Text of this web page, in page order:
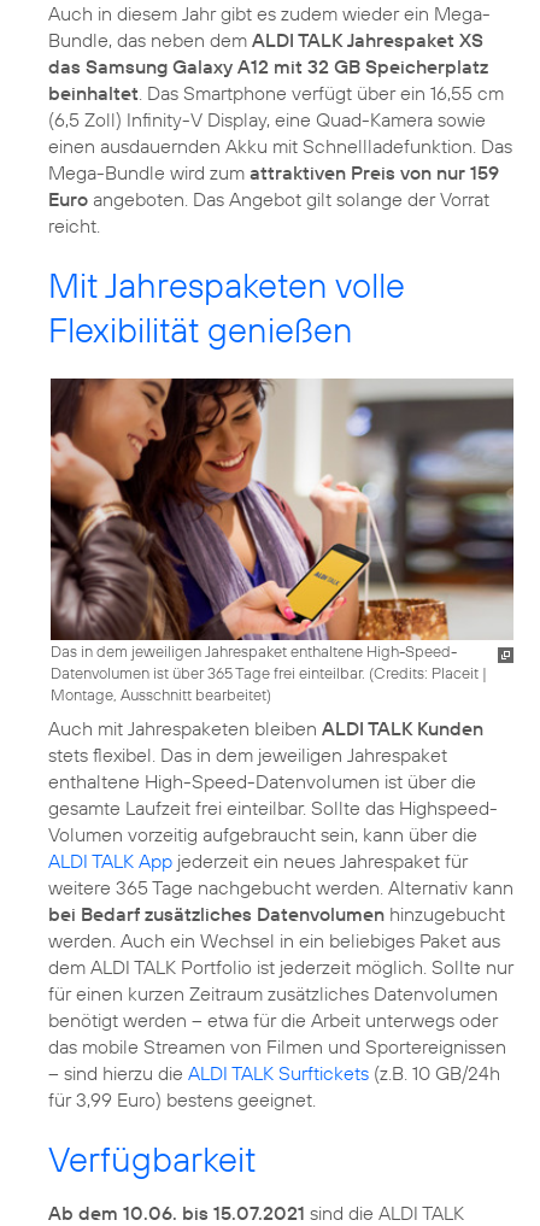
Auch in diesem Jahr gibt es zudem wieder ein Mega-
Bundle, das neben dem ALDI TALK Jahrespaket XS
das Samsung Galaxy A12 mit 32 GB Speicherplatz
beinhaltet. Das Smartphone verfügt über ein 16,55 cm
(6,5 Zoll) Infinity-V Display, eine Quad-Kamera sowie
einen ausdauernden Akku mit Schnellladefunktion. Das
Mega-Bundle wird zum attraktiven Preis von nur 159
Euro angeboten. Das Angebot gilt solange der Vorrat
reicht.
Mit Jahrespaketen volle
Flexibilität genießen
Das in dem jeweiligen Jahrespaket enthaltene High-Speed-
Datenvolumen ist über 365 Tage frei einteilbar. (Credits: Placeit |
Montage, Ausschnitt bearbeitet)
Auch mit Jahrespaketen bleiben ALDI TALK Kunden
stets flexibel. Das in dem jeweiligen Jahrespaket
enthaltene High-Speed-Datenvolumen ist über die
gesamte Laufzeit frei einteilbar. Sollte das Highspeed-
Volumen vorzeitig aufgebraucht sein, kann über die
ALDI TALK App jederzeit ein neues Jahrespaket für
weitere 365 Tage nachgebucht werden. Alternativ kann
bei Bedarf zusätzliches Datenvolumen hinzugebucht
werden. Auch ein Wechsel in ein beliebiges Paket aus
dem ALDI TALK Portfolio ist jederzeit möglich. Sollte nur
für einen kurzen Zeitraum zusätzliches Datenvolumen
benötigt werden – etwa für die Arbeit unterwegs oder
das mobile Streamen von Filmen und Sportereignissen
– sind hierzu die ALDI TALK Surftickets (z.B. 10 GB/24h
für 3,99 Euro) bestens geeignet.
Verfügbarkeit
Ab dem 10.06. bis 15.07.2021 sind die ALDI TALK